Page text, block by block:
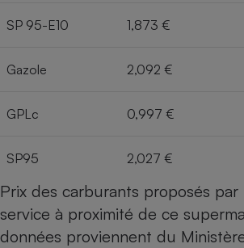
SP 95-E10 1,873 €
Gazole 2,092 €
GPLc 0,997 €
SP95 2,027 €
Prix des carburants proposés
service à proximité de ce
données proviennent du